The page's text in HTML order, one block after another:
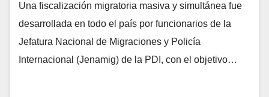
Una fiscalización migratoria masiva y simultánea fue
desarrollada en todo el país por funcionarios de la
Jefatura Nacional de Migraciones y Policía
Internacional (Jenamig) de la PDI, con el objetivo…